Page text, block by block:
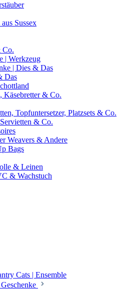
Sussex
Co.
| Werkzeug
| Dies & Das
Das
Käsebretter & Co.
Topfuntersetzer, Platzsets & Co.
& Co.
Weavers & Andere
Bags
& Leinen
& Wachstuch